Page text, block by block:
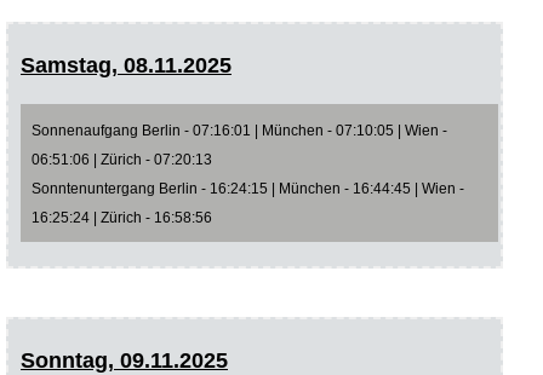
Samstag, 08.11.2025
Sonnenaufgang Berlin - 07:16:01 | München - 07:10:05 | Wien -
06:51:06 | Zürich - 07:20:13
Sonntenuntergang Berlin - 16:24:15 | München - 16:44:45 | Wien -
16:25:24 | Zürich - 16:58:56
Sonntag, 09.11.2025